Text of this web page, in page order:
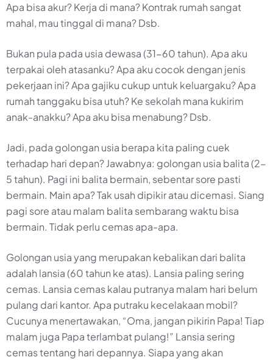
Apa bisa akur? Kerja di mana? Kontrak rumah sangat
mahal, mau tinggal di mana? Dsb.
Bukan pula pada usia dewasa (31-60 tahun). Apa aku
terpakai oleh atasanku? Apa aku cocok dengan jenis
pekerjaan ini? Apa gajiku cukup untuk keluargaku? Apa
rumah tanggaku bisa utuh? Ke sekolah mana kukirim
anak-anakku? Apa aku bisa menabung? Dsb.
Jadi, pada golongan usia berapa kita paling cuek
terhadap hari depan? Jawabnya: golongan usia balita (2-
5 tahun). Pagi ini balita bermain, sebentar sore pasti
bermain. Main apa? Tak usah dipikir atau dicemasi. Siang
pagi sore atau malam balita sembarang waktu bisa
bermain. Tidak perlu cemas apa-apa.
Golongan usia yang merupakan kebalikan dari balita
adalah lansia (60 tahun ke atas). Lansia paling sering
cemas. Lansia cemas kalau putranya malam hari belum
pulang dari kantor. Apa putraku kecelakaan mobil?
Cucunya menertawakan, “Oma, jangan pikirin Papa! Tiap
malam juga Papa terlambat pulang!” Lansia sering
cemas tentang hari depannya. Siapa yang akan